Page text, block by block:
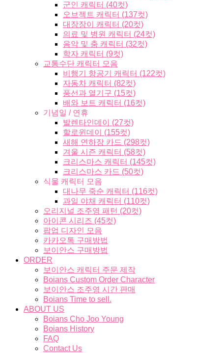
군인 캐릭터 (40컷)
오브젝트 캐릭터 (137컷)
대장장이 캐릭터 (20컷)
의료 및 병원 캐릭터 (24컷)
음악 및 춤 캐릭터 (32컷)
학자 캐릭터 (9컷)
교통수단 캐릭터 모음
비행기 항공기 캐릭터 (122컷)
자동차 캐릭터 (82컷)
풍선과 열기구 (15컷)
배와 보트 캐릭터 (16컷)
기념일 / 연휴
발렌타인데이 (27컷)
할로윈데이 (155컷)
새해 연하장 카드 (298컷)
겨울 시즌 캐릭터 (58컷)
크리스마스 캐릭터 (145컷)
크리스마스 카드 (50컷)
식물 캐릭터 모음
대나무 죽순 캐릭터 (116컷)
과일 야채 캐릭터 (110컷)
오리지널 조주영 패턴 (20컷)
아이콘 시리즈 (45컷)
팝업 디자인 모음
카카오톡 구매방법
보이안스 구매방법
ORDER
보이안스 캐릭터 주문 제작
Boians Custom Order Character
보이안스 조주영 시간 판매
Boians Time to sell.
ABOUT US
Boians Cho Joo Young
Boians History
FAQ
Contact Us